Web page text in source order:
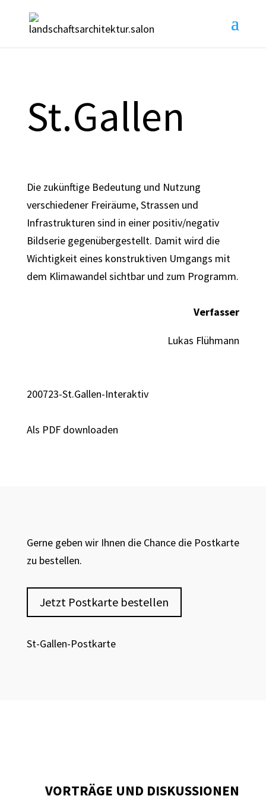
St.Gallen
Die zukünftige Bedeutung und Nutzung
verschiedener Freiräume, Strassen und
Infrastrukturen sind in einer positiv/negativ
Bildserie gegenübergestellt. Damit wird die
Wichtigkeit eines konstruktiven Umgangs mit
dem Klimawandel sichtbar und zum Programm.
Verfasser
Lukas Flühmann
200723-St.Gallen-Interaktiv
Als PDF downloaden
Gerne geben wir Ihnen die Chance die Postkarte
zu bestellen.
Jetzt Postkarte bestellen
St-Gallen-Postkarte
VORTRÄGE UND DISKUSSIONEN